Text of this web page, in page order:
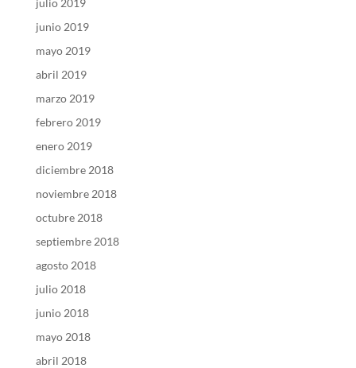
julio 2019
junio 2019
mayo 2019
abril 2019
marzo 2019
febrero 2019
enero 2019
diciembre 2018
noviembre 2018
octubre 2018
septiembre 2018
agosto 2018
julio 2018
junio 2018
mayo 2018
abril 2018